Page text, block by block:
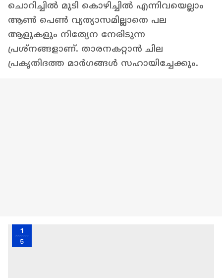
ചൊറിച്ചിൽ മുടി കൊഴിച്ചിൽ എന്നിവയെല്ലാം
ആൺ പെൺ വ്യത്യാസമില്ലാതെ പല
ആളുകളും നിത്യേന നേരിടുന്ന
പ്രശ്നങ്ങളാണ്. താരനകറ്റാൻ ചില
പ്രകൃതിദത്ത മാർ​ഗങ്ങൾ സഹായിച്ചേക്കും.
1
5